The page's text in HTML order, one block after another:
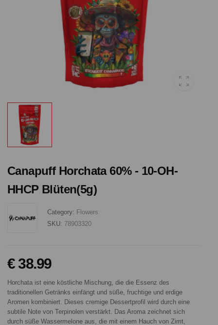
Canapuff Horchata 60% - 10-OH-
HHCP Blüten(5g)
Category: Flowers
SKU: 78903320
€ 38.99
Horchata ist eine köstliche Mischung, die die Essenz des
traditionellen Getränks einfängt und süße, fruchtige und erdige
Aromen kombiniert. Dieses cremige Dessertprofil wird durch eine
subtile Note von Terpinolen verstärkt. Das Aroma zeichnet sich
durch süße Wassermelone aus, die mit einem Hauch von Zimt,